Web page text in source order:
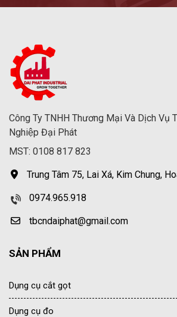
Công Ty TNHH Thương Mại Và Dịch Vụ
Nghiệp Đại Phát
MST: 0108 817 823
Trung Tâm 75, Lai Xá, Kim Chung,
0974.965.918
tbcndaiphat@gmail.com
SẢN PHẨM
Dụng cụ cắt gọt
Dụng cụ đo